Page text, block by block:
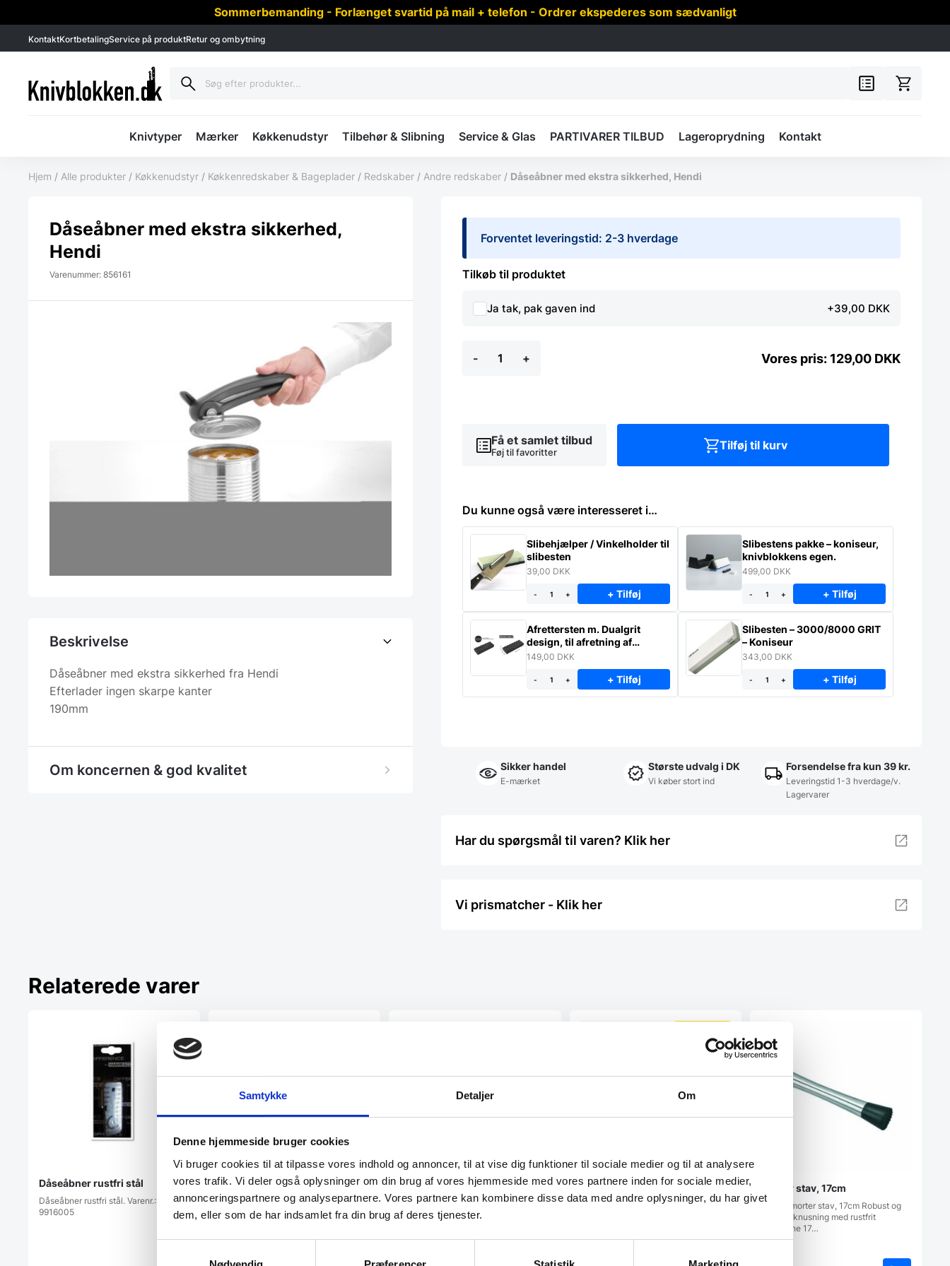
Samtykke Detaljer Om
Denne hjemmeside bruger cookies
Vi bruger cookies til at tilpasse vores indhold og annoncer, til at vise dig funktioner til sociale medier og til at analysere
vores trafik. Vi deler også oplysninger om din brug af vores hjemmeside med vores partnere inden for sociale medier,
annonceringspartnere og analysepartnere. Vores partnere kan kombinere disse data med andre oplysninger, du har givet
dem, eller som de har indsamlet fra din brug af deres tjenester.
Sommerbemanding - Forlænget svartid på mail + telefon - Ordrer ekspederes som sædvanligt
KontaktKortbetalingService på produktRetur og ombytning
Knivtyper Mærker Køkkenudstyr Tilbehør & Slibning Service & Glas PARTIVARER TILBUD Lageroprydning Kontakt
Hjem / Alle produkter / Køkkenudstyr / Køkkenredskaber & Bageplader / Redskaber / Andre redskaber / Dåseåbner med ekstra sikkerhed, Hendi
Dåseåbner med ekstra sikkerhed,
Hendi
Varenummer: 856161
Beskrivelse
Dåseåbner med ekstra sikkerhed fra Hendi
Efterlader ingen skarpe kanter
190mm
Om koncernen & god kvalitet
Forventet leveringstid: 2-3 hverdage
Tilkøb til produktet
Ja tak, pak gaven ind +39,00 DKK
-
med
+ 129,00 DKK
Få et samlet tilbud
Føj til favoritter Tilføj til kurv
Du kunne også være interesseret i…
Slibehjælper / Vinkelholder til
slibesten
39,00 DKK
- + + Tilføj
Afrettersten m. Dualgrit
design, til afretning af
slibesten
149,00 DKK
- + + Tilføj
Slibestens pakke – koniseur,
knivblokkens egen.
499,00 DKK
- + + Tilføj
Slibesten – 3000/8000 GRIT
– Koniseur
343,00 DKK
- + + Tilføj
Sikker handel
E-mærket
Største udvalg i DK
Vi køber stort ind
Forsendelse fra kun 39 kr.
Leveringstid 1-3 hverdage/v.
Lagervarer
Har du spørgsmål til varen? Klik her
Vi prismatcher - Klik her
Relaterede varer
Dåseåbner rustfri stål
Dåseåbner rustfri stål. Varenr.:
9916005
Låg til pizzadej kasse
Dette låg er et tilbehør til HENDI
Pizzadej-kasse…
Morter inkl. støder fra Zwilling
Morter med støder fra ZwillingMåler:
150 x 100 mm39500-024
Steel Function Bagesporer
dobbelt
Morter stav, 17cm
Deluxe morter stav, 17cm Robust og
effektiv knusning med rustfrit
stålDenne 17…